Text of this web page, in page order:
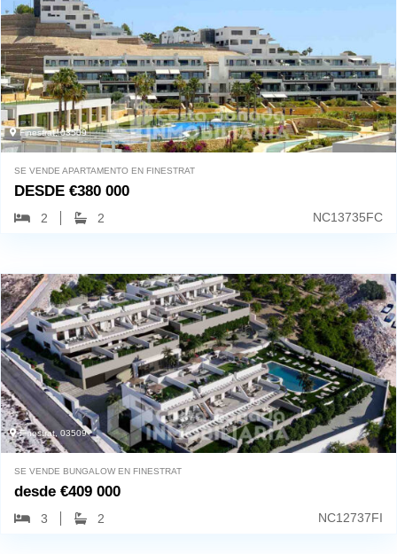
Finestrat, 03509
SE VENDE APARTAMENTO EN FINESTRAT
DESDE €380 000
2 2 NC13735FC
Finestrat, 03509
SE VENDE BUNGALOW EN FINESTRAT
desde €409 000
3 2 NC12737FI